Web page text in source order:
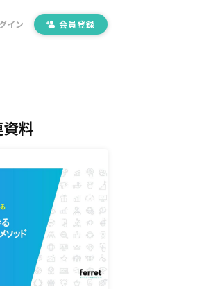
イン 会員登録
料